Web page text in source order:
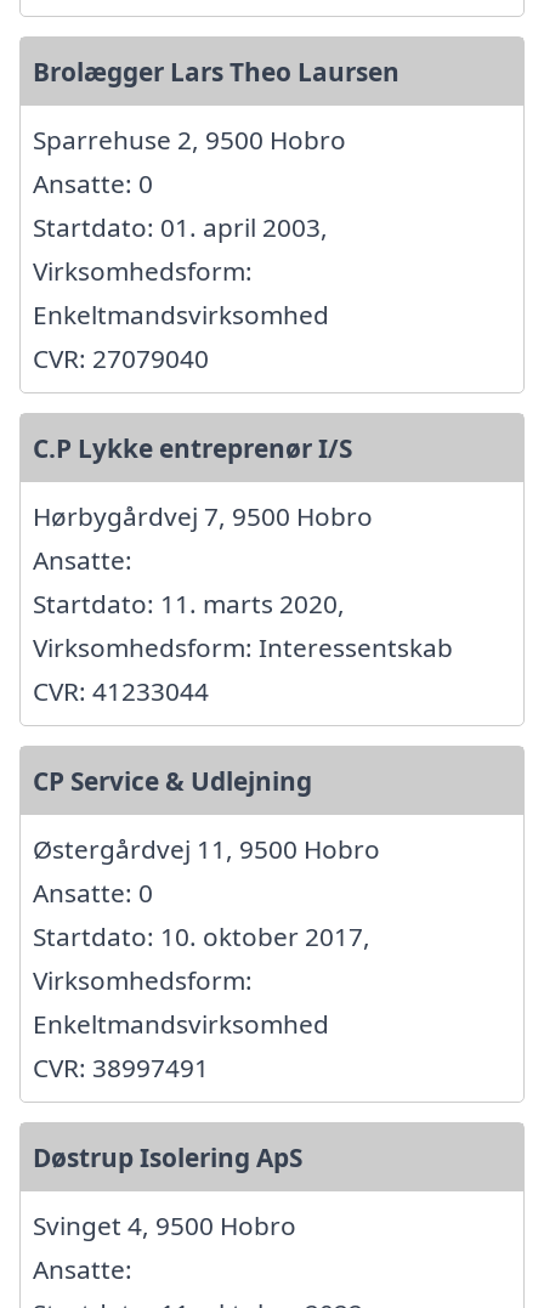
Brolægger Lars Theo Laursen
Sparrehuse 2, 9500 Hobro
Ansatte: 0
Startdato: 01. april 2003,
Virksomhedsform:
Enkeltmandsvirksomhed
CVR: 27079040
C.P Lykke entreprenør I/S
Hørbygårdvej 7, 9500 Hobro
Ansatte:
Startdato: 11. marts 2020,
Virksomhedsform: Interessentskab
CVR: 41233044
CP Service & Udlejning
Østergårdvej 11, 9500 Hobro
Ansatte: 0
Startdato: 10. oktober 2017,
Virksomhedsform:
Enkeltmandsvirksomhed
CVR: 38997491
Døstrup Isolering ApS
Svinget 4, 9500 Hobro
Ansatte: